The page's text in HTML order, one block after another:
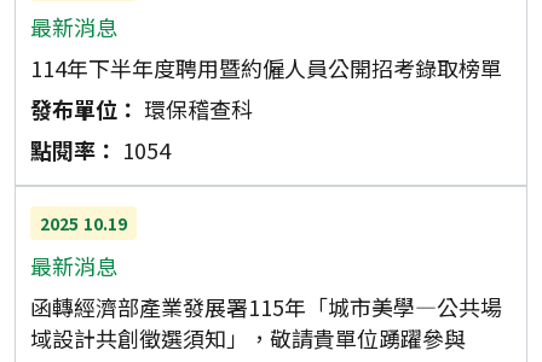
最新消息
114年下半年度聘用暨約僱人員公開招考錄取榜單
環保稽查科
1054
2025 10.19
最新消息
函轉經濟部產業發展署115年「城市美學—公共場
域設計共創徵選須知」，敬請貴單位踴躍參與